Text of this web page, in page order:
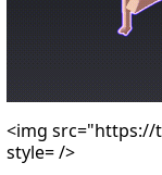
<img src="https://
style= />